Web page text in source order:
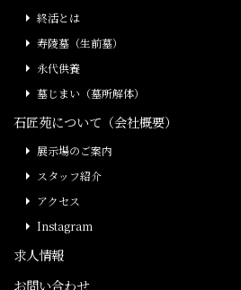
終活とは
寿陵墓（生前墓）
永代供養
墓じまい（墓所解体）
石匠苑について（会社概要）
展示場のご案内
スタッフ紹介
アクセス
Instagram
求人情報
お問い合わせ